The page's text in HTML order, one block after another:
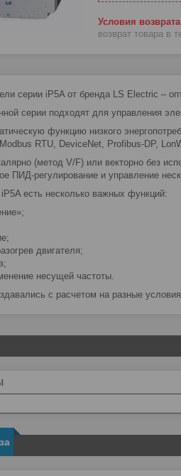
возврат товара в
серии iP5A от бренда LS Electric –
серии подходят для управления
функцию низкого
RTU, DeviceNet, Profibus-DP,
(метод V/F) или векторно без
ПИД-регулирование и управление
есть несколько важных функций:
двигателя;
несущей частоты.
с расчетом на разные